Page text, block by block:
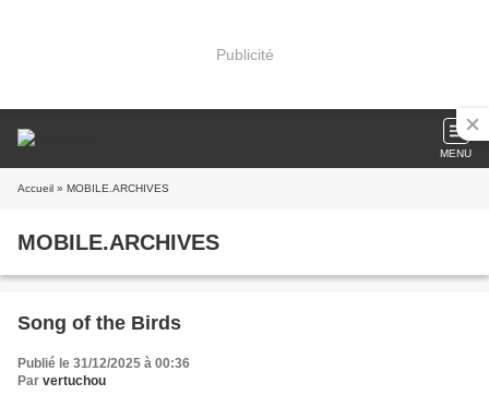
Publicité
MENU
Accueil » MOBILE.ARCHIVES
MOBILE.ARCHIVES
Song of the Birds
Publié le 31/12/2025 à 00:36
Par vertuchou